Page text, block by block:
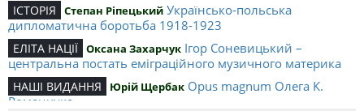
ІСТОРІЯ Степан Ріпецький Українсько-польська
дипломатична боротьба 1918-1923
ЕЛІТА НАЦІЇ Оксана Захарчук Ігор Соневицький –
центральна постать еміграційного музичного материка
НАШІ ВИДАННЯ Юрій Щербак Opus magnum Олега К.
Романчука